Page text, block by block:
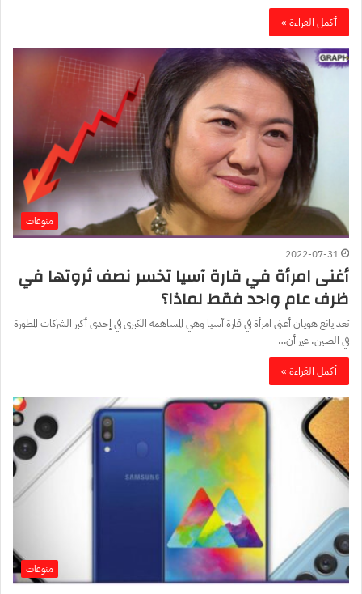
أكمل القراءة »
منوعات
2022-07-31
أغنى امرأة في قارة آسيا تخسر نصف ثروتها في
ظرف عام واحد فقط لماذا؟
تعد يانغ هويان أغنى امرأة في قارة آسيا وهي المساهمة الكبرى في إحدى أكبر الشركات المطورة
في الصين. غير أن…
أكمل القراءة »
منوعات